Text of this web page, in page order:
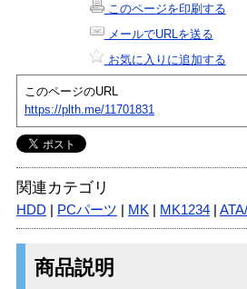
このページを印刷する
メールでURLを送る
お気に入りに追加する
このページのURL
https://plth.me/11701831
関連カテゴリ
HDD PCパーツ MK MK1234
商品説明